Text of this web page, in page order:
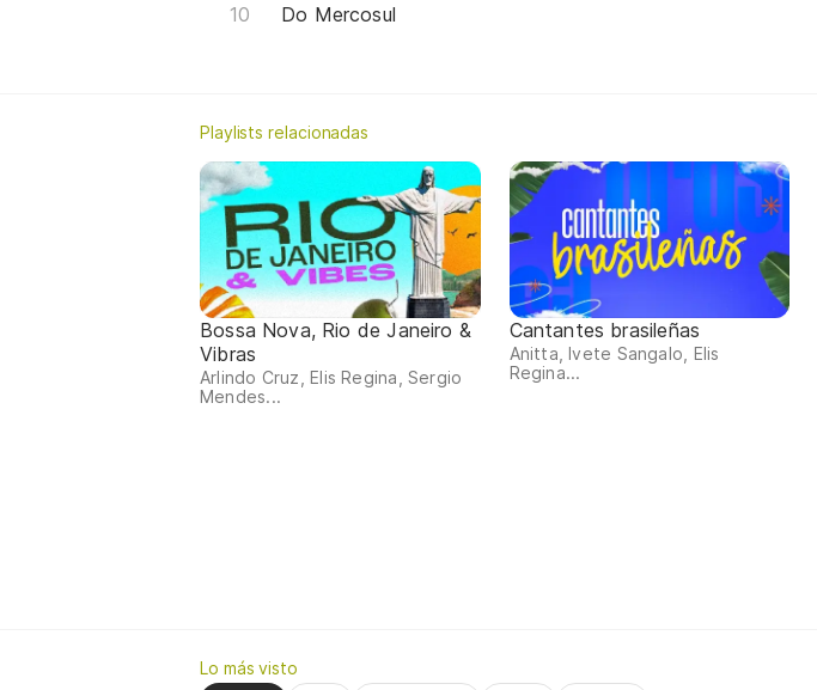
Do Mercosul
Playlists relacionadas
Bossa Nova, Rio de Janeiro &
Vibras
Arlindo Cruz, Elis Regina, Sergio
Mendes...
Cantantes brasileñas
Anitta, Ivete Sangalo, Elis
Regina...
Lo más visto